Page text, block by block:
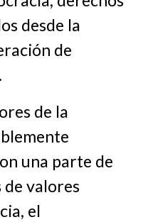
desde la
de
de la
una parte de
valores
el